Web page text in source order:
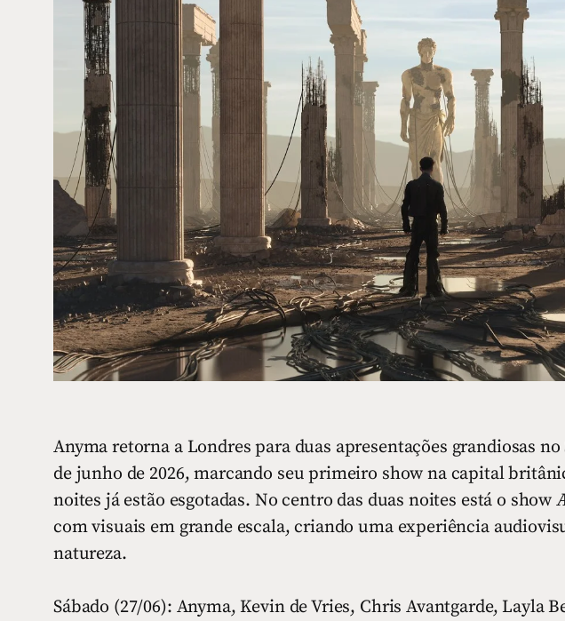
Anyma retorna a Londres para duas apresentações grandiosas
de junho de 2026, marcando seu primeiro show na capital
noites já estão esgotadas. No centro das duas noites está o
com visuais em grande escala, criando uma experiência
natureza.
Sábado (27/06): Anyma, Kevin de Vries, Chris Avantgarde, Layla